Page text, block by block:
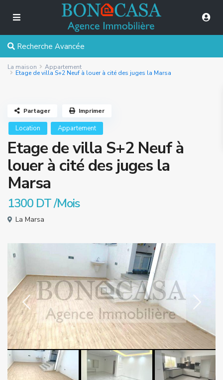
Recherche Avancée
La maison Appartement
Etage de villa S+2 Neuf à louer à cité des juges la Marsa
Location Appartement
Etage de villa S+2 Neuf à
louer à cité des juges la
Marsa
1300 DT/Mois
La Marsa
Partager Imprimer